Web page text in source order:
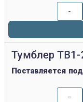
-
Тумблер
Поставляется под
-